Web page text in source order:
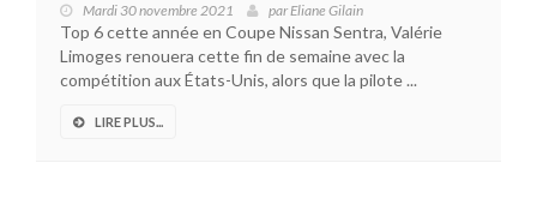
Mardi 30 novembre 2021 parEliane Gilain
Top 6 cette année en Coupe Nissan Sentra, Valérie
Limoges renouera cette fin de semaine avec la
compétition aux États-Unis, alors que la pilote ...
LIRE PLUS...